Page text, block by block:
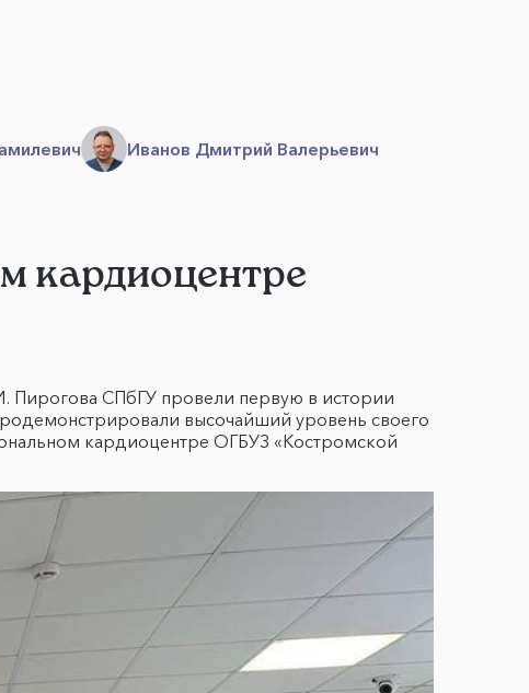
Иванов Дмитрий Валерьевич
кардиоцентре
Пирогова СПбГУ провели первую в истории
высочайший уровень своего
кардиоцентре ОГБУЗ «Костромской